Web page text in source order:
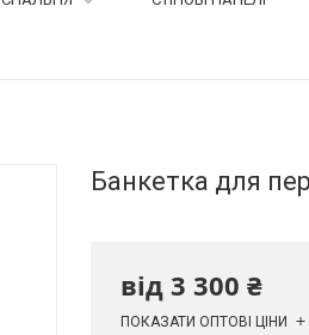
Банкетка для
від 3 300 ₴
ПОКАЗАТИ ОПТОВІ ЦІНИ